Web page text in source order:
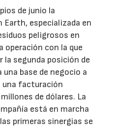
de junio la
Earth, especializada en
peligrosos en
operación con la que
la segunda posición de
base de negocio a
una facturación
de dólares. La
está en marcha
primeras sinergias se